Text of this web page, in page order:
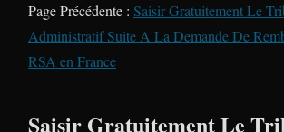
Page Précédente : Saisir Gratuitement Le
Administratif Suite A La Demande De
RSA en France
Saisir Gratuitement Le